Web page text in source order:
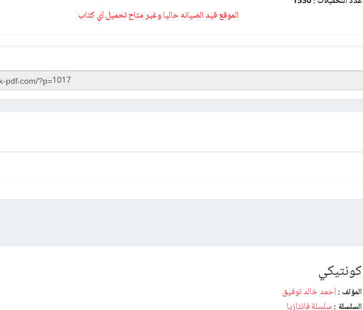
الموقع قيد الصيانه حاليا وغير متاح تحميل أي كتاب
كونتيكي
المؤلف :أحمد خالد توفيق
السلسلة : سلسلة فانتازيا